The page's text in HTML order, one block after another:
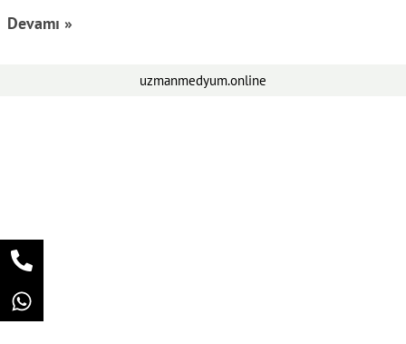
Devamı »
uzmanmedyum.online